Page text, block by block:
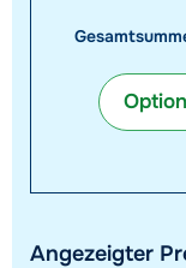
Angezeigter